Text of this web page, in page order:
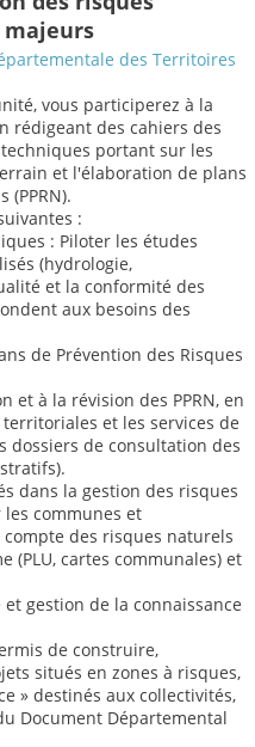
des Territoires
vous participerez à la
rédigeant des cahiers des
portant sur les
et l'élaboration de plans
:
: Piloter les études
(hydrologie,
et la conformité des
aux besoins des
de Prévention des Risques
et à la révision des PPRN, en
et les services de
dossiers de consultation des
dans la gestion des risques
communes et
des risques naturels
(PLU, cartes communales) et
gestion de la connaissance
de construire,
situés en zones à risques,
» destinés aux collectivités,
Document Départemental